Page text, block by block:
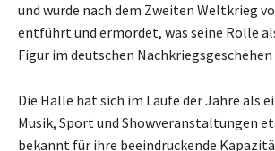
und wurde nach dem Zweiten Weltkrieg
entführt und ermordet, was seine Rolle
Figur im deutschen
Die Halle hat sich im Laufe der Jahre als
Musik, Sport und Showveranstaltungen
bekannt für ihre beeindruckende